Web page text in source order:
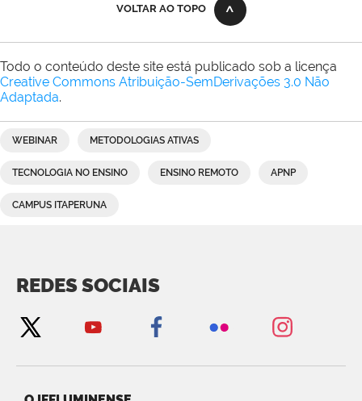
VOLTAR AO TOPO
Todo o conteúdo deste site está publicado sob a licença
Creative Commons Atribuição-SemDerivações 3.0 Não
Adaptada.
WEBINAR METODOLOGIAS ATIVAS
TECNOLOGIA NO ENSINO ENSINO REMOTO APNP
CAMPUS ITAPERUNA
REDES SOCIAIS